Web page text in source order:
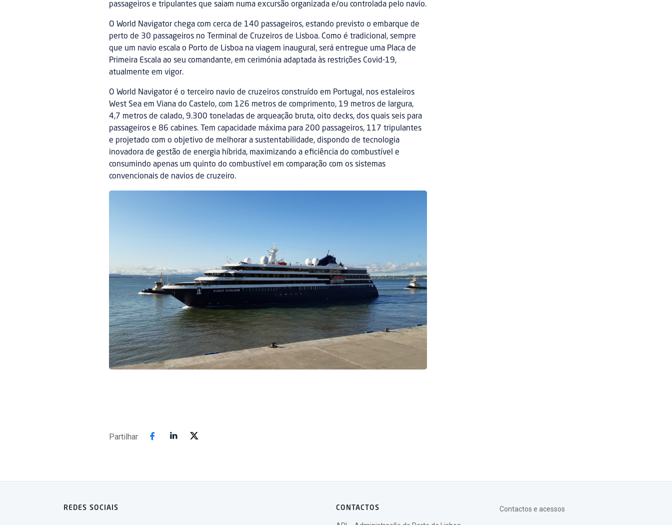
passageiros e tripulantes que saiam numa excursão organizada e/ou controlada pelo navio.
O World Navigator chega com cerca de 140 passageiros, estando previsto o embarque de
perto de 30 passageiros no Terminal de Cruzeiros de Lisboa. Como é tradicional, sempre
que um navio escala o Porto de Lisboa na viagem inaugural, será entregue uma Placa de
Primeira Escala ao seu comandante, em cerimónia adaptada às restrições Covid-19,
atualmente em vigor.
O World Navigator é o terceiro navio de cruzeiros construído em Portugal, nos estaleiros
West Sea em Viana do Castelo, com 126 metros de comprimento, 19 metros de largura,
4,7 metros de calado, 9.300 toneladas de arqueação bruta, oito decks, dos quais seis para
passageiros e 86 cabines. Tem capacidade máxima para 200 passageiros, 117 tripulantes
e projetado com o objetivo de melhorar a sustentabilidade, dispondo de tecnologia
inovadora de gestão de energia híbrida, maximizando a eficiência do combustível e
consumindo apenas um quinto do combustível em comparação com os sistemas
convencionais de navios de cruzeiro.
Partilhar
REDES SOCIAIS CONTACTOS Contactos e acessos